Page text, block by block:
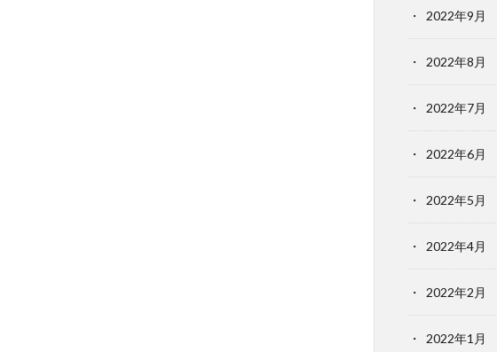
2022年9月
2022年8月
2022年7月
2022年6月
2022年5月
2022年4月
2022年2月
2022年1月